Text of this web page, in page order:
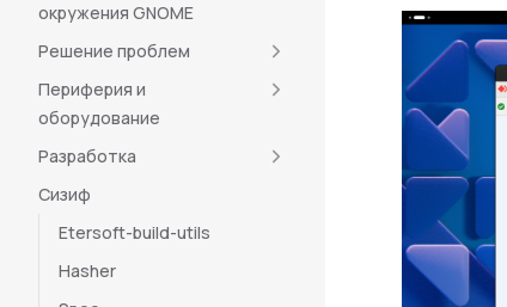
окружения GNOME
Решение проблем
Периферия и
оборудование
Разработка
Cизиф
Etersoft-build-utils
Hasher